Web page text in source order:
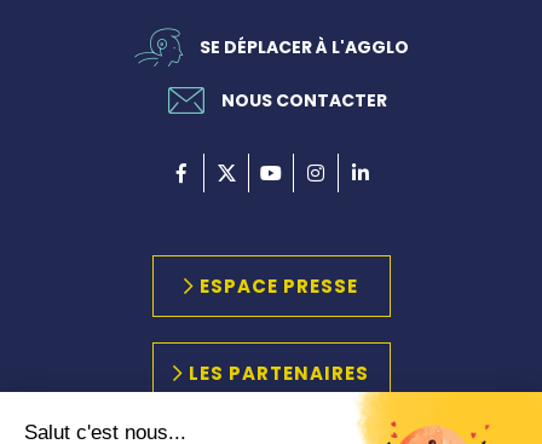
Salut c'est nous...
SE DÉPLACER À L'AGGLO
NOUS CONTACTER
ESPACE PRESSE
LES PARTENAIRES